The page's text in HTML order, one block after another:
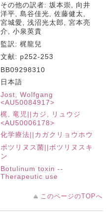
その他の訳者: 坂本崇, 向井
洋平, 島谷佳光, 佐藤健太,
宮城愛, 浅沼光太郎, 宮本亮
介, 小泉英貴
監訳: 梶龍兒
文献: p252-253
BB09298310
日本語
Jost, Wolfgang
<AU50084917>
梶, 竜児||カジ, リュウジ
<AU50006178>
化学療法||カガクリョウホウ
ボツリヌス菌||ボツリヌスキ
ン
Botulinum toxin --
Therapeutic use
このページのTOPへ